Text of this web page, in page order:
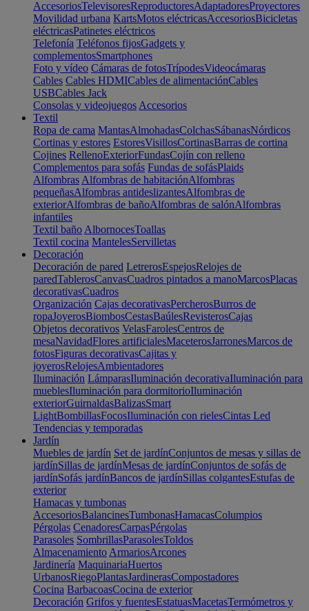
AccesoriosTelevisoresReproductoresAdaptadoresProyectores
Movilidad urbana KartsMotos eléctricasAccesoriosBicicletas
eléctricasPatinetes eléctricos
Telefonía Teléfonos fijosGadgets y
complementosSmartphones
Foto y vídeo Cámaras de fotosTrípodesVideocámaras
Cables Cables HDMICables de alimentaciónCables
USBCables Jack
Consolas y videojuegos Accesorios
Textil
Ropa de cama MantasAlmohadasColchasSábanasNórdicos
Cortinas y estores EstoresVisillosCortinasBarras de cortina
Cojines RellenoExteriorFundasCojín con relleno
Complementos para sofás Fundas de sofásPlaids
Alfombras Alfombras de habitaciónAlfombras
pequeñasAlfombras antideslizantesAlfombras de
exteriorAlfombras de bañoAlfombras de salónAlfombras
infantiles
Textil baño AlbornocesToallas
Textil cocina MantelesServilletas
Decoración
Decoración de pared LetrerosEspejosRelojes de
paredTablerosCanvasCuadros pintados a manoMarcosPlacas
decorativasCuadros
Organización Cajas decorativasPercherosBurros de
ropaJoyerosBiombosCestasBaúlesRevisterosCajas
Objetos decorativos VelasFarolesCentros de
mesaNavidadFlores artificialesMaceterosJarronesMarcos de
fotosFiguras decorativasCajitas y
joyerosRelojesAmbientadores
Iluminación LámparasIluminación decorativaIluminación para
mueblesIluminación para dormitorioIluminación
exteriorGuirnaldasBalizasSmart
LightBombillasFocosIluminación con rielesCintas Led
Tendencias y temporadas
Jardín
Muebles de jardín Set de jardínConjuntos de mesas y sillas de
jardínSillas de jardínMesas de jardínConjuntos de sofás de
jardínSofás jardínBancos de jardínSillas colgantesEstufas de
exterior
Hamacas y tumbonas
AccesoriosBalancinesTumbonasHamacasColumpios
Pérgolas CenadoresCarpasPérgolas
Parasoles SombrillasParasolesToldos
Almacenamiento ArmariosArcones
Jardinería MaquinariaHuertos
UrbanosRiegoPlantasJardinerasCompostadores
Cocina BarbacoasCocina de exterior
Decoración Grifos y fuentesEstatuasMacetasTermómetros y